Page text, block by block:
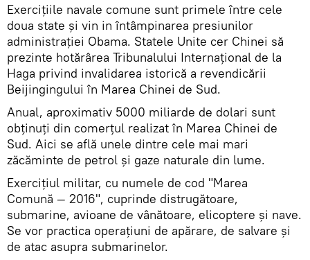
Exerciţiile navale comune sunt primele între cele
doua state şi vin in întâmpinarea presiunilor
administrației Obama. Statele Unite cer Chinei să
prezinte hotărârea Tribunalului Internaţional de la
Haga privind invalidarea istorică a revendicării
Beijingingului în Marea Chinei de Sud.
Anual, aproximativ 5000 miliarde de dolari sunt
obţinuţi din comerțul realizat în Marea Chinei de
Sud. Aici se află unele dintre cele mai mari
zăcăminte de petrol şi gaze naturale din lume.
Exercițiul militar, cu numele de cod "Marea
Comună — 2016", cuprinde distrugătoare,
submarine, avioane de vânătoare, elicoptere și nave.
Se vor practica operațiuni de apărare, de salvare și
de atac asupra submarinelor.